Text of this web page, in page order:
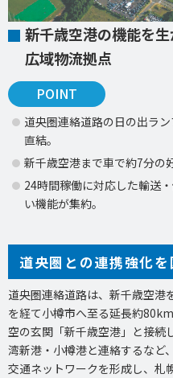
新千歳空港の機能を
広域物流拠点
POINT
道央圏連絡道路の日の出ラ
直結。
新千歳空港まで車で約7分の
24時間稼働に対応した輸送
い機能が集約。
道央圏との連携強化を
道央圏連絡道路は、新千歳空港
を経て小樽市へ至る延長約
空の玄関「新千歳空港」と接続
湾新港・小樽港と連絡するなど
交通ネットワークを形成し、札